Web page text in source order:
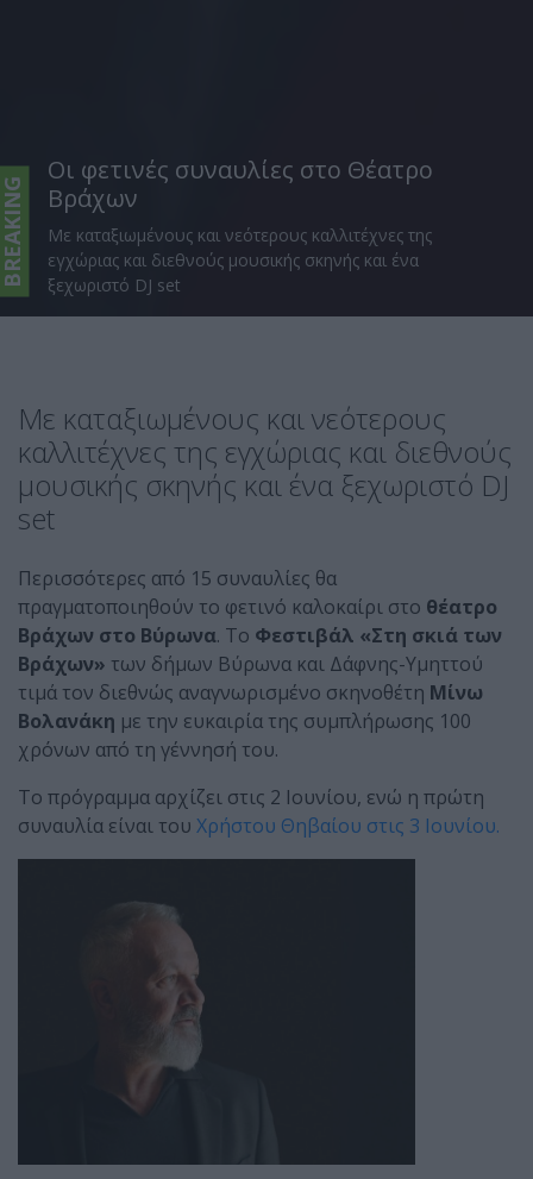
Οι φετινές συναυλίες στο Θέατρο
Βράχων
Με καταξιωμένους και νεότερους καλλιτέχνες της
εγχώριας και διεθνούς μουσικής σκηνής και ένα
ξεχωριστό DJ set
Με καταξιωμένους και νεότερους
καλλιτέχνες της εγχώριας και διεθνούς
μουσικής σκηνής και ένα ξεχωριστό DJ
set
Περισσότερες από 15 συναυλίες θα
πραγματοποιηθούν το φετινό καλοκαίρι στο θέατρο
Βράχων στο Βύρωνα. Το Φεστιβάλ «Στη σκιά των
Βράχων» των δήμων Βύρωνα και Δάφνης-Υμηττού
τιμά τον διεθνώς αναγνωρισμένο σκηνοθέτη Μίνω
Βολανάκη με την ευκαιρία της συμπλήρωσης 100
χρόνων από τη γέννησή του.
Το πρόγραμμα αρχίζει στις 2 Ιουνίου, ενώ η πρώτη
συναυλία είναι του Χρήστου Θηβαίου στις 3 Ιουνίου.